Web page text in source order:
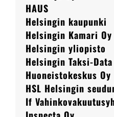
HAUS
Helsingin kaupunki
Helsingin Kamari Oy
Helsingin yliopisto
Helsingin Taksi-Data
Huoneistokeskus Oy
HSL Helsingin
If